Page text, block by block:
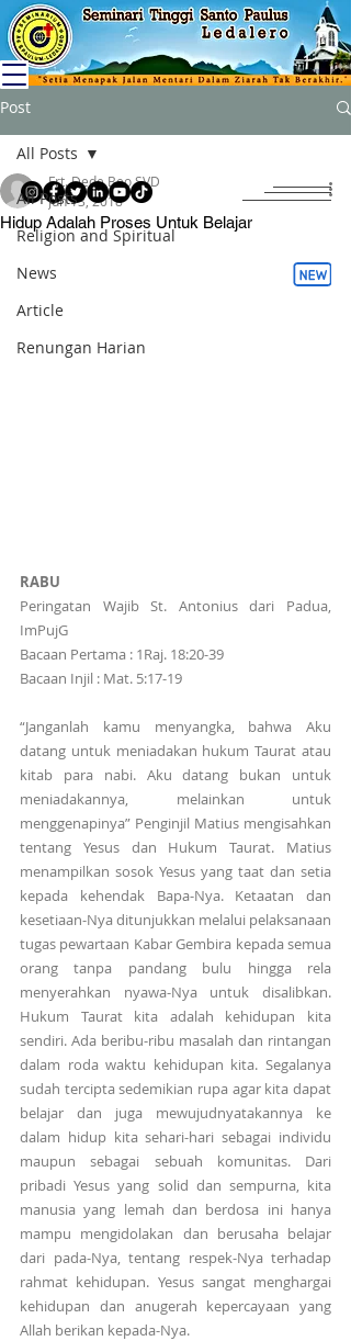
Post
All Posts
Religion and Spiritual
News
Article
Renungan Harian
All Posts
Hidup Adalah Proses Untuk Belajar
Frt. Dede Beo SVD
Jun 13, 2018
RABU
Peringatan Wajib St. Antonius dari Padua,
ImPujG
Bacaan Pertama : 1Raj. 18:20-39
Bacaan Injil : Mat. 5:17-19
“Janganlah kamu menyangka, bahwa Aku
datang untuk meniadakan hukum Taurat atau
kitab para nabi. Aku datang bukan untuk
meniadakannya, melainkan untuk
menggenapinya” Penginjil Matius mengisahkan
tentang Yesus dan Hukum Taurat. Matius
menampilkan sosok Yesus yang taat dan setia
kepada kehendak Bapa-Nya. Ketaatan dan
kesetiaan-Nya ditunjukkan melalui pelaksanaan
tugas pewartaan Kabar Gembira kepada semua
orang tanpa pandang bulu hingga rela
menyerahkan nyawa-Nya untuk disalibkan.
Hukum Taurat kita adalah kehidupan kita
sendiri. Ada beribu-ribu masalah dan rintangan
dalam roda waktu kehidupan kita. Segalanya
sudah tercipta sedemikian rupa agar kita dapat
belajar dan juga mewujudnyatakannya ke
dalam hidup kita sehari-hari sebagai individu
maupun sebagai sebuah komunitas. Dari
pribadi Yesus yang solid dan sempurna, kita
manusia yang lemah dan berdosa ini hanya
mampu mengidolakan dan berusaha belajar
dari pada-Nya, tentang respek-Nya terhadap
rahmat kehidupan. Yesus sangat menghargai
kehidupan dan anugerah kepercayaan yang
Allah berikan kepada-Nya.